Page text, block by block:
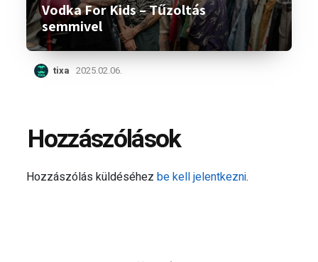
Vodka For Kids – Tűzoltás
semmivel
tixa 2025.02.06.
Hozzászólások
Hozzászólás küldéséhezbe kell jelentkezni.